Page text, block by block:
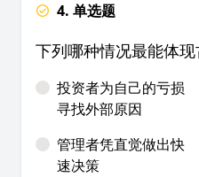
4. 单选题
下列哪种情况最能体
投资者为自己的亏损
寻找外部原因
管理者凭直觉做出快
速决策